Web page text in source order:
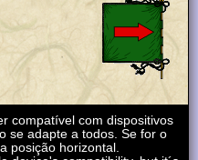
compatível com dispositivos
se adapte a todos. Se for o
posição horizontal.